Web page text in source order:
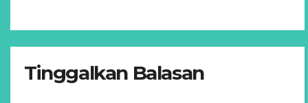
Tinggalkan Balasan